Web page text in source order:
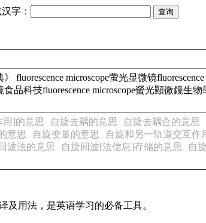
字：
microscope萤光显微镜
品科技fluorescence microscope螢光顯微鏡生
用]的意思 自旋去耦的意思 自旋去耦合的意思
意思 自旋变量的意思 自旋和另一轨道交互作
波法的意思 自旋回波[法信息]存储的意思 自
及用法，是英语学习的必备工具。